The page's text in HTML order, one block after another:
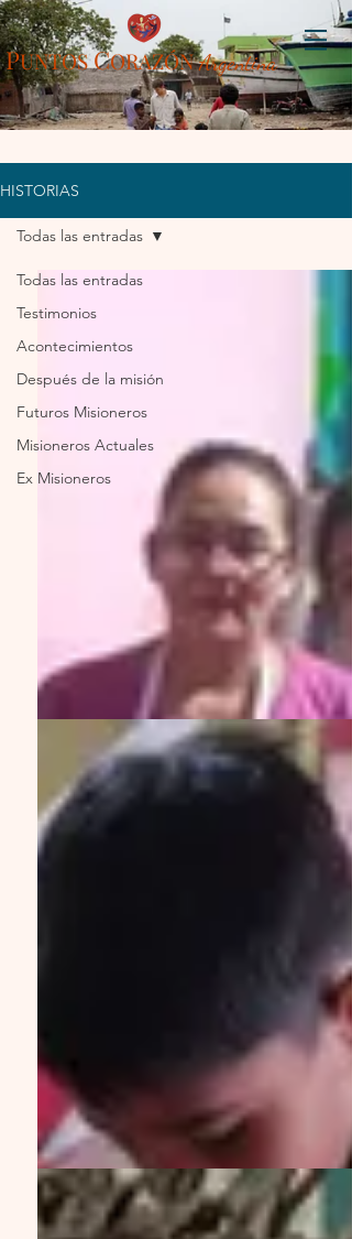
PUNTOSCORAZÓNArgentina
HISTORIAS
Todas las entradas
Testimonios
Acontecimientos
Después de la misión
Futuros Misioneros
Misioneros Actuales
Ex Misioneros
Todas las entradas